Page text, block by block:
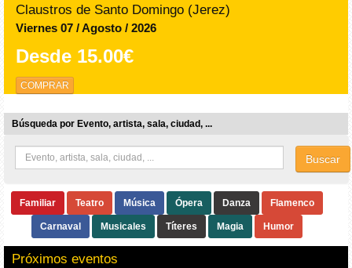
Claustros de Santo Domingo (Jerez)
Viernes 07 / Agosto / 2026
Desde 15.00€
COMPRAR
Búsqueda por Evento, artista, sala, ciudad, ...
Buscar
Familiar Teatro Música Ópera Danza Flamenco
Carnaval Musicales Títeres Magia Humor
Próximos eventos